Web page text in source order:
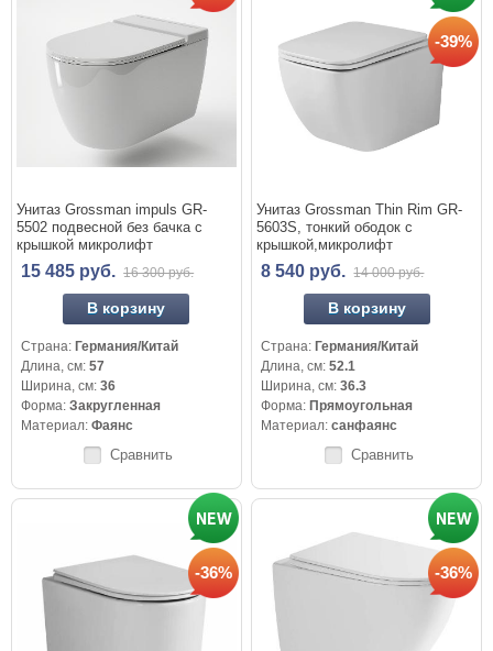
Унитаз Grossman impuls GR-
5502 подвесной без бачка с
крышкой микролифт
15 485 руб. 16 300 руб.
В корзину
Страна:Германия/Китай
Длина, см:57
Ширина, см:36
Форма:Закругленная
Материал:Фаянс
Сравнить
-39%
Унитаз Grossman Thin Rim GR-
5603S, тонкий ободок с
крышкой,микролифт
8 540 руб. 14 000 руб.
В корзину
Страна:Германия/Китай
Длина, см:52.1
Ширина, см:36.3
Форма:Прямоугольная
Материал:санфаянс
Сравнить
-36% -36%